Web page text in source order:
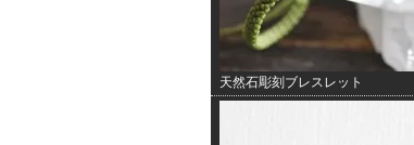
天然石彫刻ブレスレット